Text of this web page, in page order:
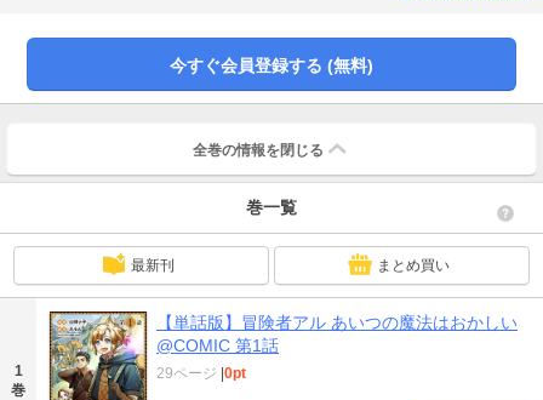
虚堅実な少年魔法使いの王道ロードファンタジー！
今すぐ会員登録する (無料)
全巻の情報を 閉じる
巻一覧
最新刊 まとめ買い
1
巻
【単話版】冒険者アル あいつの魔法はおかしい
@COMIC 第1話
29ページ |0pt